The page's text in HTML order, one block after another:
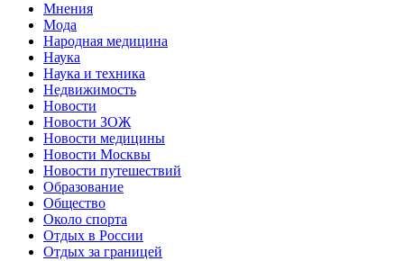
Мнения
Мода
Народная медицина
Наука
Наука и техника
Недвижимость
Новости
Новости ЗОЖ
Новости медицины
Новости Москвы
Новости путешествий
Образование
Общество
Около спорта
Отдых в России
Отдых за границей